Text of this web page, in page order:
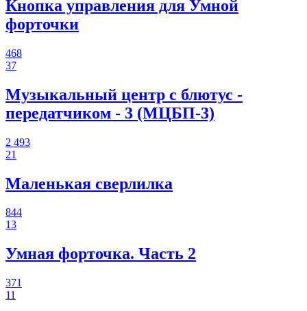
Кнопка управления для Умной
форточки
468
37
Музыкальный центр с блютус -
передатчиком - 3 (МЦБП-3)
2 493
21
Маленькая сверлилка
844
13
Умная форточка. Часть 2
371
11